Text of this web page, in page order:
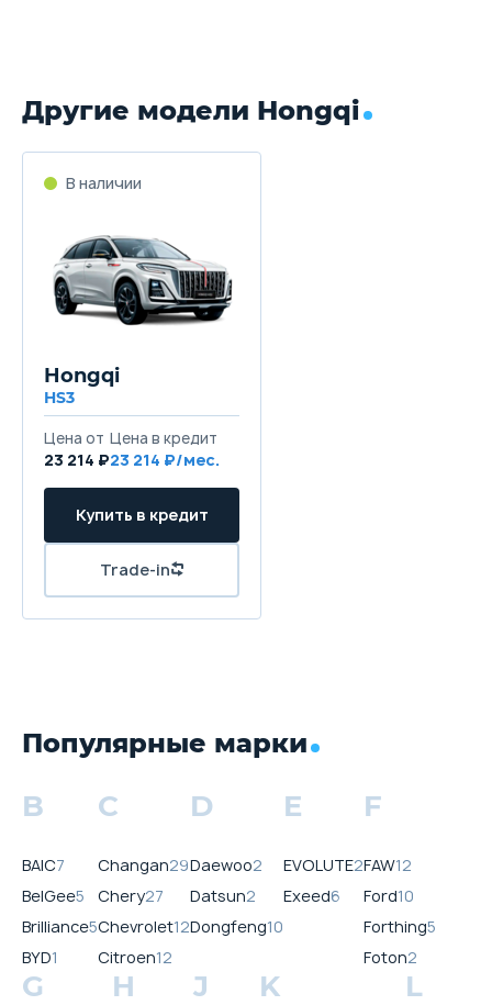
Другие модели Hongqi
В наличии
Hongqi
HS3
Цена от
23 214 ₽
Цена в кредит
23 214 ₽/мес.
Купить в кредит
Trade-in
Популярные марки
B
BAIC7
BelGee5
Brilliance5
BYD1
C
Changan29
Chery27
Chevrolet12
Citroen12
D
Daewoo2
Datsun2
Dongfeng10
E
EVOLUTE2
Exeed6
F
FAW12
Ford10
Forthing5
Foton2
G H J K L